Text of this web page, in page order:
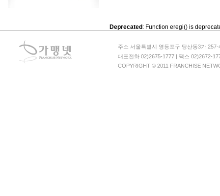
Deprecated: Function eregi() is
주소 서울특별시 영등포구 당산동3가
대표전화 02)2675-1777 | 팩스 02)2672-
COPYRIGHT © 2011 FRANCHISE